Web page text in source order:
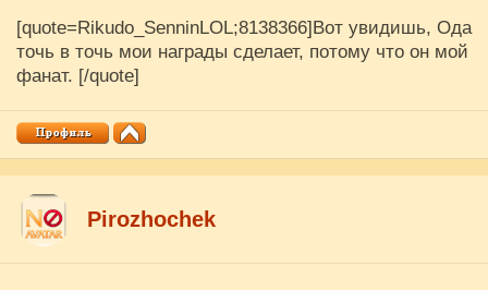
[quote=Rikudo_SenninLOL;8138366]Вот увидишь, Ода
точь в точь мои награды сделает, потому что он мой
фанат. [/quote]
Pirozhochek